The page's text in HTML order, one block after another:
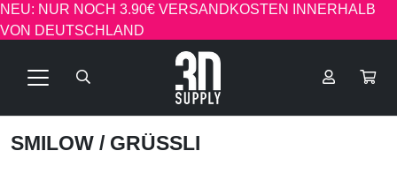
NEU: NUR NOCH 3.90€ VERSANDKOSTEN INNERHALB
VON DEUTSCHLAND
SMILOW / GRÜSSLI